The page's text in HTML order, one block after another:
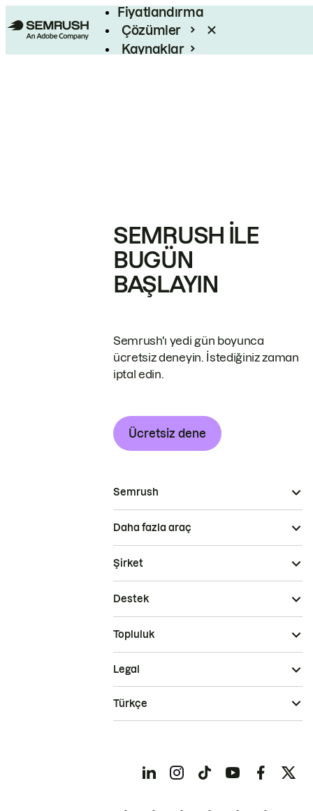
Fiyatlandırma
Çözümler
Kaynaklar
SEMRUSH ILE
BUGÜN
BAŞLAYIN
Semrush'ı yedi gün boyunca
ücretsiz deneyin. İstediğiniz zaman
iptal edin.
Ücretsiz dene
Semrush
Daha fazla araç
Şirket
Destek
Topluluk
Legal
Türkçe